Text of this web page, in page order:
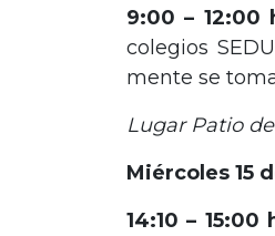
9:00 – 12:00
colegios
mente se
Lugar Patio
Miércoles 15
14:10 –